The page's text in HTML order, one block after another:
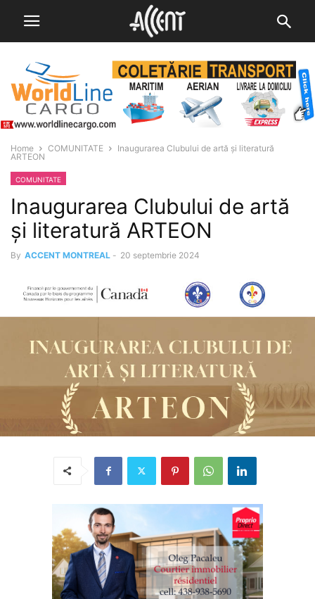
Home COMUNITATE
Inaugurarea Clubului de artă și literatură
ARTEON
COMUNITATE
Inaugurarea Clubului de artă
și literatură ARTEON
By ACCENT MONTREAL - 20 septembrie 2024